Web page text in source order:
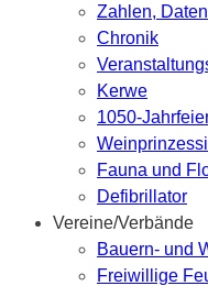
Zahlen,
Chronik
Kerwe
1050-
Fauna und
Defibrillator
Vereine/Verbände
Bauern- und
Freiwillige